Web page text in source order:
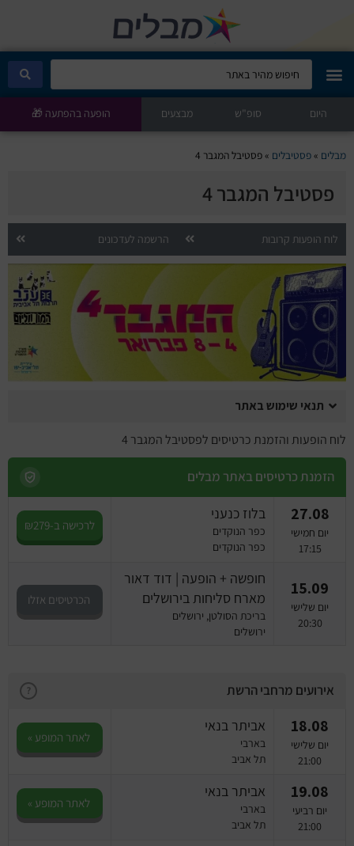
מבלים קלאב
הופעות היום
סטנדאפ
הצגות ילדים
הופעות חיות
הצגות תיאטרון
מחזות זמר
מחול ובלט
קונצרטים
הרצאות
סרטים
היום סופ"ש מבצעים הופעה בהפתעה 🎁
מבלים »פסטיבלים »פסטיבל המגבר 4
פסטיבל המגבר 4
לוח הופעות קרובות הרשמה לעדכונים
תנאי שימוש באתר
לוח הופעות והזמנת כרטיסים לפסטיבל המגבר 4
הזמנת כרטיסים באתר מבלים
27.08
יום חמישי
17:15
בלוז כנעני
כפר הנוקדים
כפר הנוקדים
לרכישה ב-₪279
15.09
יום שלישי
20:30
חופשה + הופעה | דוד דאור
מארח סליחות בירושלים
בריכת הסולטן, ירושלים
ירושלים
הכרטיסים אזלו
אירועים מרחבי הרשת ?
18.08
יום שלישי
21:00
אביתר בנאי
בארבי
תל אביב
לאתר המופע »
19.08
יום רביעי
21:00
אביתר בנאי
בארבי
תל אביב
לאתר המופע »